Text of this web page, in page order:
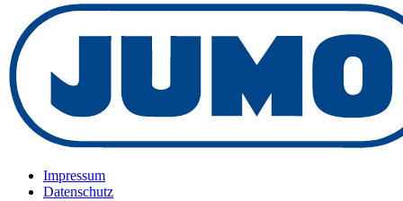
Impressum
Datenschutz